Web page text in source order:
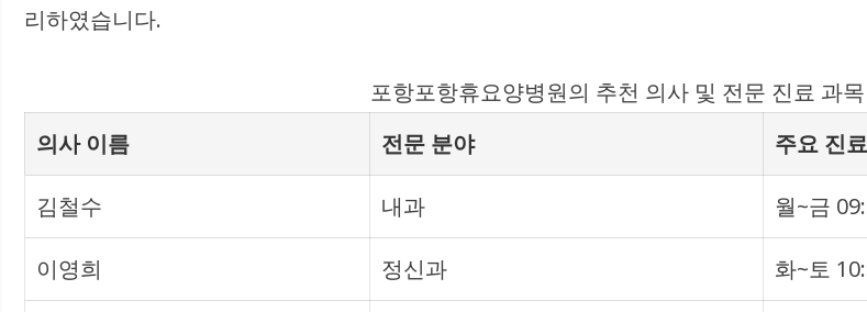
리하였습니다.
포항포항휴요양병원의 추천 의사 및 전문 진료 과
의사 이름
전문 분야 주요 진
김철수 내과 월~금
이영희 정신과 화~토